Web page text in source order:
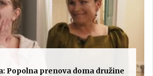
Popolna prenova doma družine